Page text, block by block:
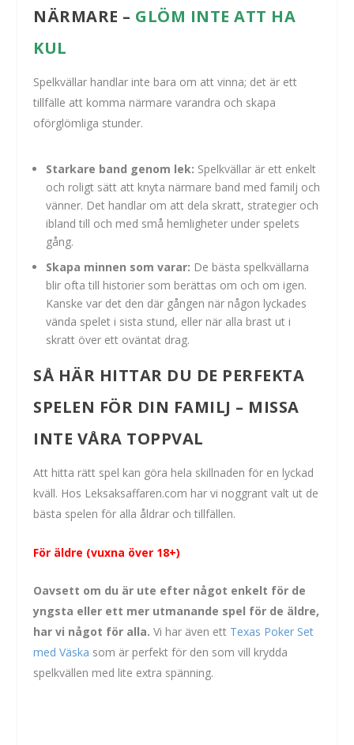
NÄRMARE – GLÖM INTE ATT HA
KUL
Spelkvällar handlar inte bara om att vinna; det är ett
tillfälle att komma närmare varandra och skapa
oförglömliga stunder.
Starkare band genom lek: Spelkvällar är ett enkelt
och roligt sätt att knyta närmare band med familj och
vänner. Det handlar om att dela skratt, strategier och
ibland till och med små hemligheter under spelets
gång.
Skapa minnen som varar: De bästa spelkvällarna
blir ofta till historier som berättas om och om igen.
Kanske var det den där gången när någon lyckades
vända spelet i sista stund, eller när alla brast ut i
skratt över ett oväntat drag.
SÅ HÄR HITTAR DU DE PERFEKTA
SPELEN FÖR DIN FAMILJ – MISSA
INTE VÅRA TOPPVAL
Att hitta rätt spel kan göra hela skillnaden för en lyckad
kväll. Hos Leksaksaffaren.com har vi noggrant valt ut de
bästa spelen för alla åldrar och tillfällen.
För äldre (vuxna över 18+)
Oavsett om du är ute efter något enkelt för de
yngsta eller ett mer utmanande spel för de äldre,
har vi något för alla. Vi har även ett Texas Poker Set
med Väska som är perfekt för den som vill krydda
spelkvällen med lite extra spänning.